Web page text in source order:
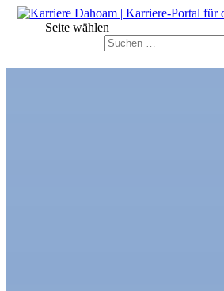
Seite wählen